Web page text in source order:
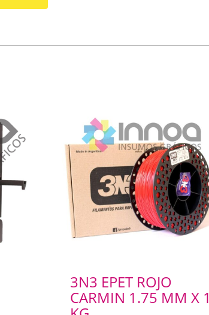
3N3 EPET ROJO
CARMIN 1.75 MM X 1